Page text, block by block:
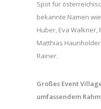
Spot für
bekannte Namen
Huber, Eva Walkner,
Matthias
Rainer.
Großes Event
umfassendem